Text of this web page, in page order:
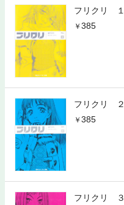
フリクリ １
385
フリクリ ２
385
フリクリ ３